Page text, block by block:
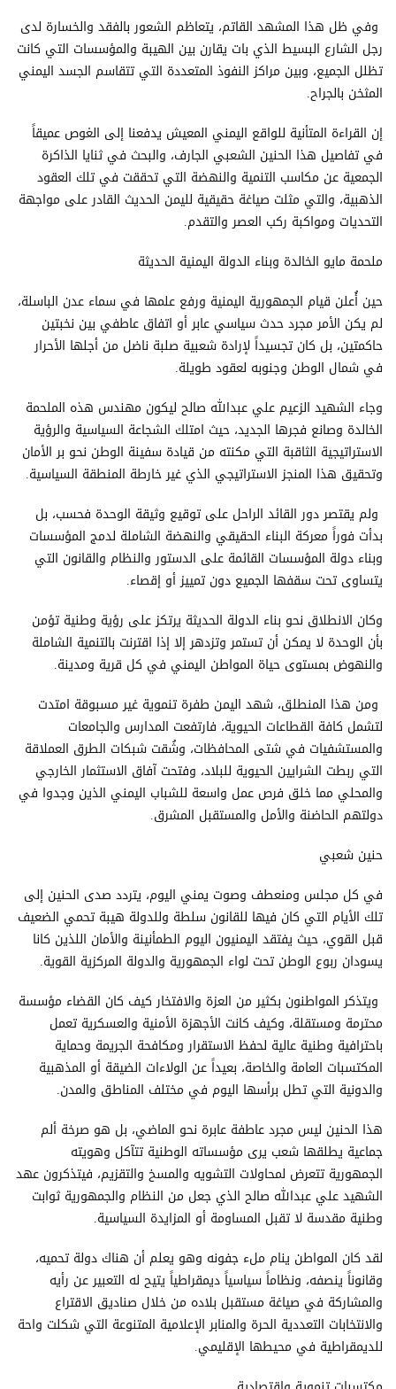
وفي ظل هذا المشهد القاتم، يتعاظم الشعور بالفقد والخسارة لدى
رجل الشارع البسيط الذي بات يقارن بين الهيبة والمؤسسات التي كانت
تظلل الجميع، وبين مراكز النفوذ المتعددة التي تتقاسم الجسد اليمني
المثخن بالجراح.
إن القراءة المتأنية للواقع اليمني المعيش يدفعنا إلى الغوص عميقاً
في تفاصيل هذا الحنين الشعبي الجارف، والبحث في ثنايا الذاكرة
الجمعية عن مكاسب التنمية والنهضة التي تحققت في تلك العقود
الذهبية، والتي مثلت صياغة حقيقية لليمن الحديث القادر على مواجهة
التحديات ومواكبة ركب العصر والتقدم.
ملحمة مايو الخالدة وبناء الدولة اليمنية الحديثة
حين أُعلن قيام الجمهورية اليمنية ورفع علمها في سماء عدن الباسلة،
لم يكن الأمر مجرد حدث سياسي عابر أو اتفاق عاطفي بين نخبتين
حاکمتين، بل كان تجسيداً لإرادة شعبية صلبة ناضل من أجلها الأحرار
في شمال الوطن وجنوبه لعقود طويلة.
وجاء الشهيد الزعيم علي عبدالله صالح ليكون مهندس هذه الملحمة
الخالدة وصانع فجرها الجديد، حيث امتلك الشجاعة السياسية والرؤية
الاستراتيجية الثاقبة التي مكنته من قيادة سفينة الوطن نحو بر الأمان
وتحقيق هذا المنجز الاستراتيجي الذي غير خارطة المنطقة السياسية.
ولم يقتصر دور القائد الراحل على توقيع وثيقة الوحدة فحسب، بل
بدأت فوراً معركة البناء الحقيقي والنهضة الشاملة لدمج المؤسسات
وبناء دولة المؤسسات القائمة على الدستور والنظام والقانون التي
يتساوى تحت سقفها الجميع دون تمييز أو إقصاء.
وكان الانطلاق نحو بناء الدولة الحديثة يرتكز على رؤية وطنية تؤمن
بأن الوحدة لا يمكن أن تستمر وتزدهر إلا إذا اقترنت بالتنمية الشاملة
والنهوض بمستوى حياة المواطن اليمني في كل قرية ومدينة.
ومن هذا المنطلق، شهد اليمن طفرة تنموية غير مسبوقة امتدت
لتشمل كافة القطاعات الحيوية، فارتفعت المدارس والجامعات
والمستشفيات في شتى المحافظات، وشُقت شبكات الطرق العملاقة
التي ربطت الشرايين الحيوية للبلاد، وفتحت آفاق الاستثمار الخارجي
والمحلي مما خلق فرص عمل واسعة للشباب اليمني الذين وجدوا في
دولتهم الحاضنة والأمل والمستقبل المشرق.
حنين شعبي
في كل مجلس ومنعطف وصوت يمني اليوم، يتردد صدى الحنين إلى
تلك الأيام التي كان فيها للقانون سلطة وللدولة هيبة تحمي الضعيف
قبل القوي، حيث يفتقد اليمنيون اليوم الطمأنينة والأمان اللذين كانا
يسودان ربوع الوطن تحت لواء الجمهورية والدولة المركزية القوية.
ويتذكر المواطنون بكثير من العزة والافتخار كيف كان القضاء مؤسسة
محترمة ومستقلة، وكيف كانت الأجهزة الأمنية والعسكرية تعمل
باحترافية وطنية عالية لحفظ الاستقرار ومكافحة الجريمة وحماية
المكتسبات العامة والخاصة، بعيداً عن الولاءات الضيقة أو المذهبية
والدونية التي تطل برأسها اليوم في مختلف المناطق والمدن.
هذا الحنين ليس مجرد عاطفة عابرة نحو الماضي، بل هو صرخة ألم
جماعية يطلقها شعب يرى مؤسساته الوطنية تتآكل وهويته
الجمهورية تتعرض لمحاولات التشويه والمسخ والتقزيم، فيتذكرون عهد
الشهيد علي عبدالله صالح الذي جعل من النظام والجمهورية ثوابت
وطنية مقدسة لا تقبل المساومة أو المزايدة السياسية.
لقد كان المواطن ينام ملء جفونه وهو يعلم أن هناك دولة تحميه،
وقانوناً ينصفه، ونظاماً سياسياً ديمقراطياً يتيح له التعبير عن رأيه
والمشاركة في صياغة مستقبل بلاده من خلال صناديق الاقتراع
والانتخابات التعددية الحرة والمنابر الإعلامية المتنوعة التي شكلت واحة
للديمقراطية في محيطها الإقليمي.